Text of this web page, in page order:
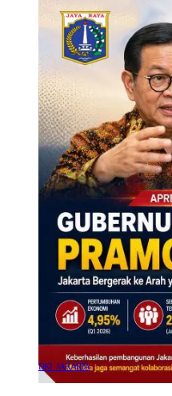
DKI JAKARTA